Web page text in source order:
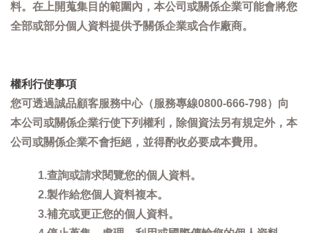
料。在上開蒐集目的範圍內，本公司或關係企業可能會將您
全部或部分個人資料提供予關係企業或合作廠商。
權利行使事項
您可透過誠品顧客服務中心（服務專線0800-666-798）向
本公司或關係企業行使下列權利，除個資法另有規定外，本
公司或關係企業不會拒絕，並得酌收必要成本費用。
1.查詢或請求閱覽您的個人資料。
2.製作給您個人資料複本。
3.補充或更正您的個人資料。